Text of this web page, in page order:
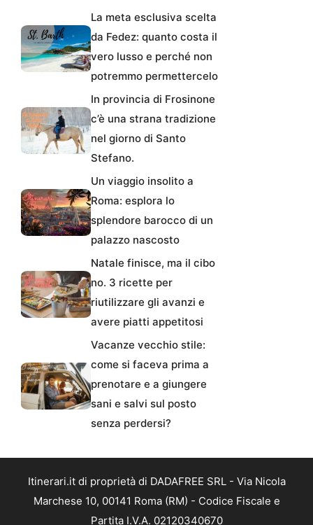
La meta esclusiva scelta
da Fedez: quanto costa il
vero lusso e perché non
potremmo permettercelo
In provincia di Frosinone
c’è una strana tradizione
nel giorno di Santo
Stefano.
Un viaggio insolito a
Roma: esplora lo
splendore barocco di un
palazzo nascosto
Natale finisce, ma il cibo
no. 3 ricette per
riutilizzare gli avanzi e
avere piatti appetitosi
Vacanze vecchio stile:
come si faceva prima a
prenotare e a giungere
sani e salvi sul posto
senza perdersi?
Itinerari.it di proprietà di DADAFREE SRL - Via Nicola
Marchese 10, 00141 Roma (RM) - Codice Fiscale e
Partita I.V.A. 02120340670